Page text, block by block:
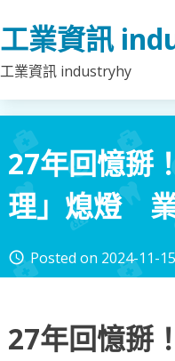
to
content
工業資訊
工業資訊 industryhy
27年回憶掰
理」熄燈
access_time Posted on 2024-11-15
27年回憶掰